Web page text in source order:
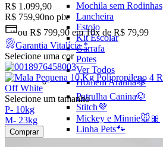
Mochila sem Rodinhas
Lancheira
Estojo
Kit Escolar
Garrafa
Potes
Ver Todos
Homem Aranha🕸️
Patrulha Canina🐶
Stitch💜
Mickey e Minnie🐭🎀
Linha Pets🐾
Frozen❄️
R$ 1.099,90
R$ 759,90no pix
ou R$ 799,90 em10x de R$ 79,99
Garantia Vitalícia *
Selecione uma cor
Selecione um tamanho
P- 10kg
M- 23kg
Comprar